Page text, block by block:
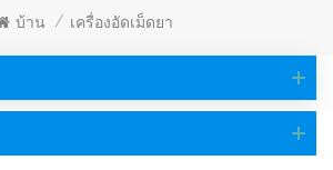
บ้าน / เครื่องอัดเม็ดยา